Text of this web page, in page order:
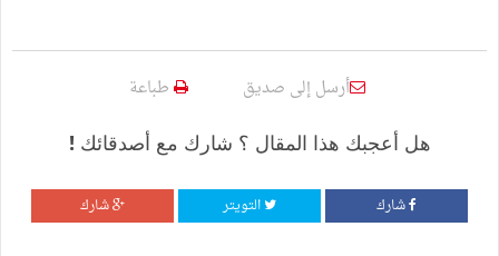
أرسل إلى صديق طباعة
هل أعجبك هذا المقال ؟ شارك مع أصدقائك !
شارك التويتر شارك